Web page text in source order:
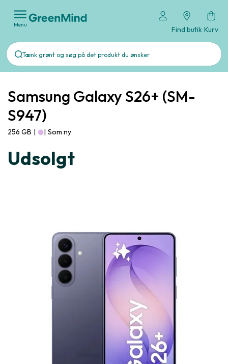
Menu
Find butik Kurv
Samsung Galaxy S26+ (SM-
S947)
256 GB | | Som ny
Udsolgt